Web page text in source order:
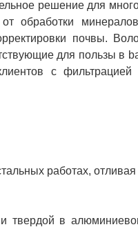
решение для
обработки
почвы.
для пользы в
с фильтрацией
работах,
и твердой в